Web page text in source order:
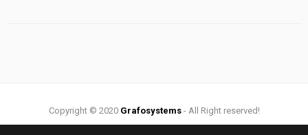
Copyright © 2020 Grafosystems- All Right reserved!